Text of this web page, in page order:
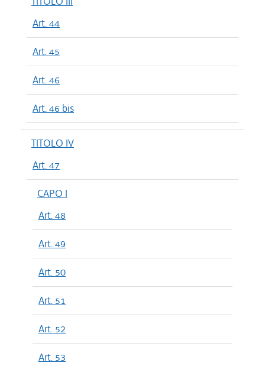
Art. 44
Art. 45
Art. 46
Art. 46 bis
TITOLO IV
Art. 47
CAPO I
Art. 48
Art. 49
Art. 50
Art. 51
Art. 52
Art. 53